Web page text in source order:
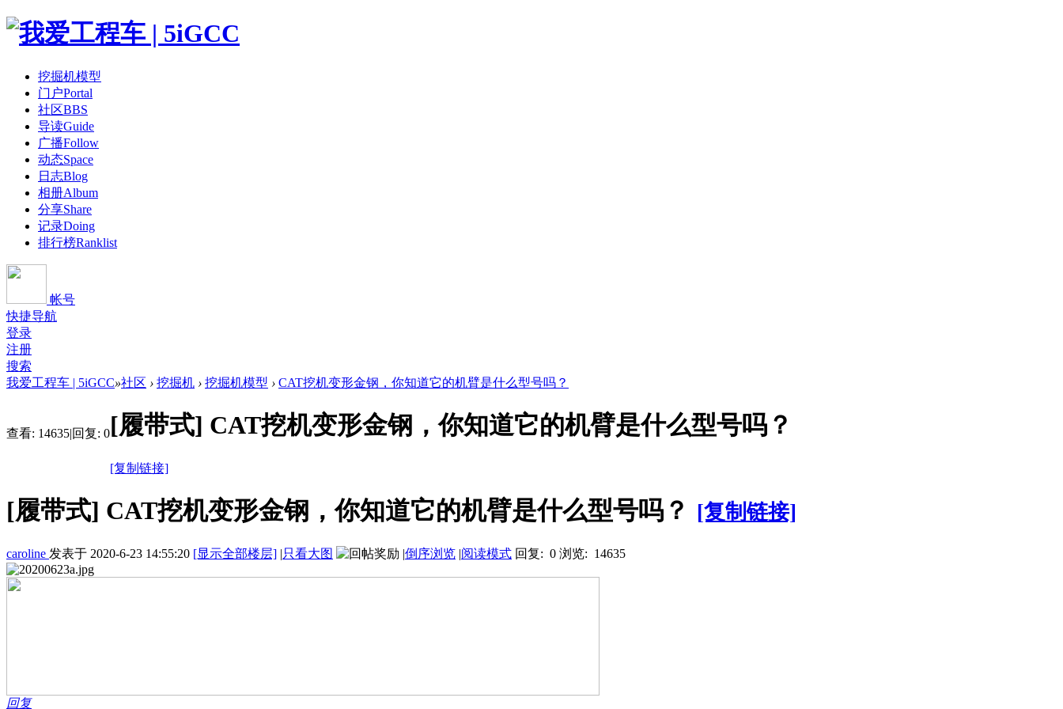
挖掘机模型
门户Portal
社区BBS
导读Guide
广播Follow
动态Space
日志Blog
相册Album
分享Share
记录Doing
排行榜Ranklist
帐号
快捷导航
登录
注册
搜索
我爱工程车 | 5iGCC»社区 › 挖掘机 › 挖掘机模型 › CAT挖机变形金钢，你知道它的机臂是什么型号吗？
查看: 14635|回复: 0[履带式] CAT挖机变形金钢，你知道它的机臂是什么型号吗？
[复制链接]
[履带式] CAT挖机变形金钢，你知道它的机臂是什么型号吗？ [复制链接]
caroline 发表于 2020-6-23 14:55:20 [显示全部楼层] |只看大图 |倒序浏览 |阅读模式 回复: 0 浏览: 14635
回复